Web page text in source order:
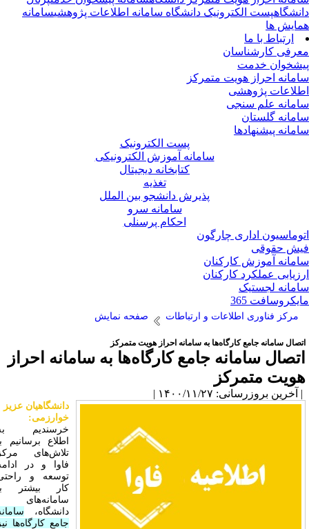
پست الکترونیک دانشگاهسامانه اطلاعات پژوهشیسامانه
ها
ارتباط با ما
کارشناسان
خدمت
احراز هویت متمرکز
پژوهشی
علم سنجی
گلستان
پیشنهادها
پست الکترونیک
سامانه آموزش الکترونیکی
کتابخانه دیجیتال
تغذیه
پذیرش دانشجو بین الملل
سامانه سرو
احکام پرسنلی
اداری چارگون
حقوقی
آموزش کارکنان
عملکرد کارکنان
لجستیک
365
مرکز فناوری اطلاعات و ارتباطات صفحه نمایش
سامانه جامع کارگاه‌ها به سامانه احراز هویت متمرکز
سامانه جامع کارگاه‌ها به سامانه احراز
متمرکز
بروزرسانی: ۱۴۰۰/۱۱/۲۷ |
دانشگاهیان عزیز
خوارزمی:
خرسندیم به
اطلاع برسانیم با
تلاش‌های مرکز
فاوا و در ادامه
توسعه و راحتی
کار بیشتر با
سامانه‌های
دانشگاه،
سامانه
جامع کارگاه‌ها نیز